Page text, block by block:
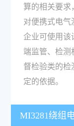
算的相关要求
对便携式电气
企业可使用该
端监管、检测
督检验类的检
定的依据。
MI3281绕组